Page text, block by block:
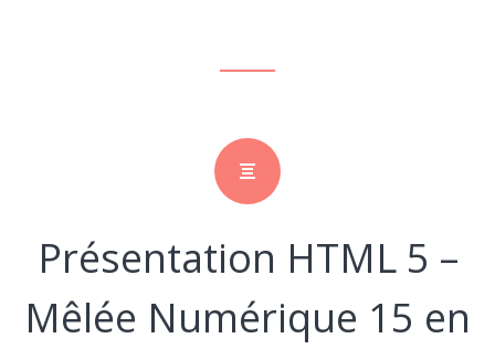
Présentation HTML 5 –
Mêlée Numérique 15 en